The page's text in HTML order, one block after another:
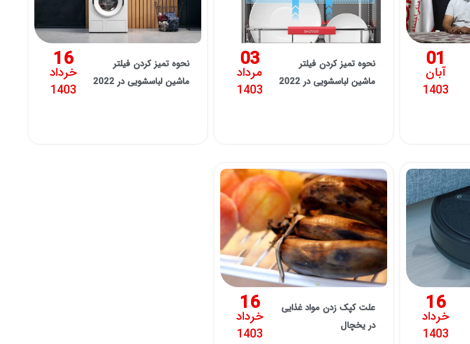
01
آبان
1403
نحوه تمیز کردن فیلتر
ماشین لباسشویی در 2022
03
مرداد
1403
نحوه تمیز کردن فیلتر
ماشین لباسشویی در 2022
16
خرداد
1403
16
خرداد
1403
علت کپک زدن مواد غذایی
در یخچال
16
خرداد
1403